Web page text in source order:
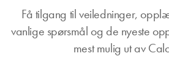
Få tilgang til veiledninger,
vanlige spørsmål og de nyeste
mest mulig ut av